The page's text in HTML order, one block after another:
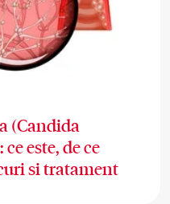
(Candida
este, de ce
si tratament